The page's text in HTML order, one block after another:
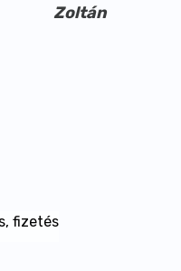
Zoltán
fizetés